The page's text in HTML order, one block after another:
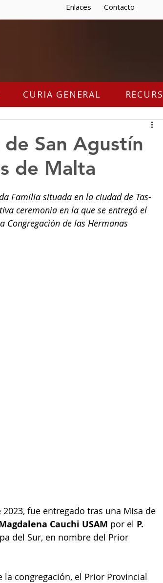
Enlaces Contacto
CURIA GENERAL
San Agustín
de Malta
Familia situada en la ciudad de Tas-
ceremonia en la que se entregó el
Congregación de las Hermanas
fue entregado tras una Misa de
Cauchi USAM por el P.
del Sur, en nombre del Prior
congregación, el Prior Provincial